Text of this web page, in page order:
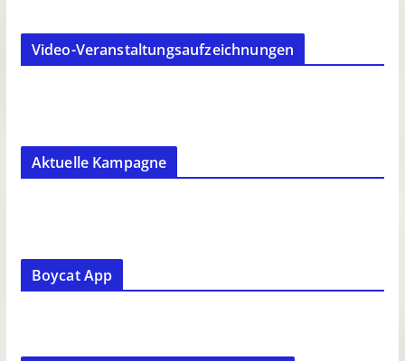
Video-Veranstaltungsaufzeichnungen
Aktuelle Kampagne
Boycat App